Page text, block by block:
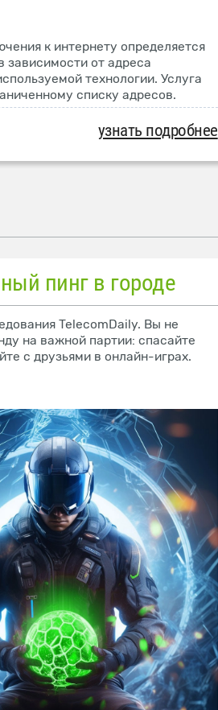
к интернету определяется
зависимости от адреса
технологии. Услуга
списку адресов.
узнать подробнее
пинг в городе
TelecomDaily. Вы не
на важной партии: спасайте
с друзьями в онлайн-играх.